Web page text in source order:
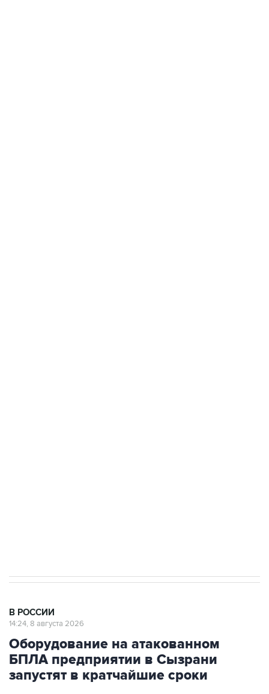
В РОССИИ
14:24, 8 августа 2026
Оборудование на атакованном
БПЛА предприятии в Сызрани
запустят в кратчайшие сроки